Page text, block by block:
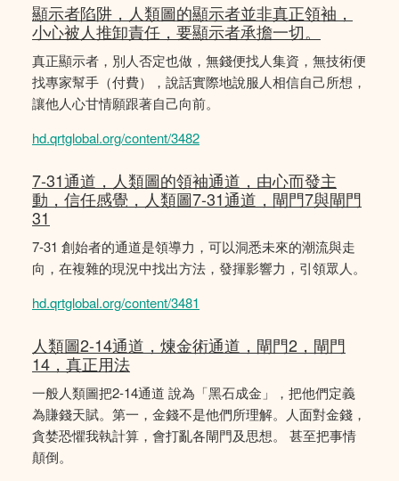
顯示者陷阱，人類圖的顯示者並非真正領袖，
小心被人推卸責任，要顯示者承擔一切。
真正顯示者，別人否定也做，無錢便找人集資，無技術便
找專家幫手（付費），說話實際地說服人相信自己所想，
讓他人心甘情願跟著自己向前。
hd.qrtglobal.org/content/3482
7-31通道，人類圖的領袖通道，由心而發主
動，信任感覺，人類圖7-31通道，閘門7與閘門
31
7-31 創始者的通道是領導力，可以洞悉未來的潮流與走
向，在複雜的現況中找出方法，發揮影響力，引領眾人。
hd.qrtglobal.org/content/3481
人類圖2-14通道，煉金術通道，閘門2，閘門
14，真正用法
一般人類圖把2-14通道 說為「黑石成金」，把他們定義
為賺錢天賦。第一，金錢不是他們所理解。人面對金錢，
貪婪恐懼我執計算，會打亂各閘門及思想。 甚至把事情
顛倒。